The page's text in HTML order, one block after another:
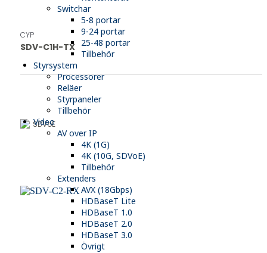
Switchar
5-8 portar
9-24 portar
25-48 portar
Tillbehör
Styrsystem
Processorer
Reläer
Styrpaneler
Tillbehör
Video
AV over IP
4K (1G)
4K (10G, SDVoE)
Tillbehör
Extenders
AVX (18Gbps)
HDBaseT Lite
HDBaseT 1.0
HDBaseT 2.0
HDBaseT 3.0
Övrigt
CYP
SDV-C1H-TX
SDVoE